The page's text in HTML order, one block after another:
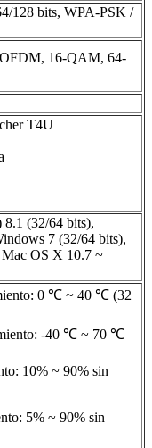
128 bits, WPA-PSK /
16-QAM, 64-
T4U
(32/64 bits),
7 (32/64 bits),
OS X 10.7 ~
0 ℃ ~ 40 ℃ (32
-40 ℃ ~ 70 ℃
10% ~ 90% sin
5% ~ 90% sin